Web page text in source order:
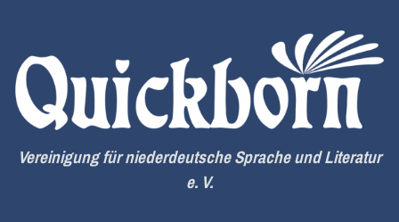
springen
Vereinigung für niederdeutsche Sprache und Literatur
e. V.